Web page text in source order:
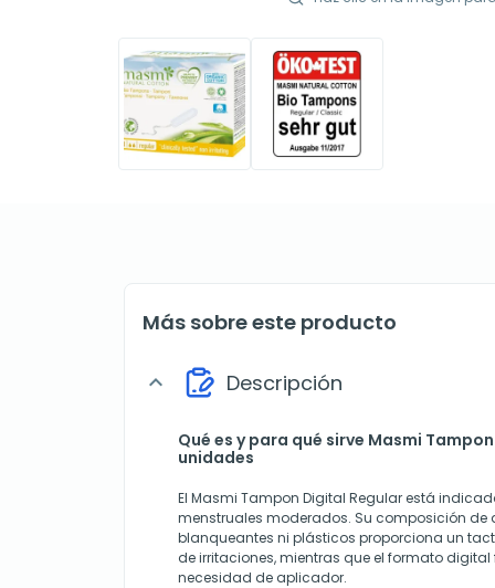
Más sobre este producto
expand_more Descripción
Qué es y para qué sirve Masmi
unidades
El Masmi Tampon Digital Regular está
menstruales moderados. Su composición
blanqueantes ni plásticos proporciona un
de irritaciones, mientras que el formato
necesidad de aplicador.